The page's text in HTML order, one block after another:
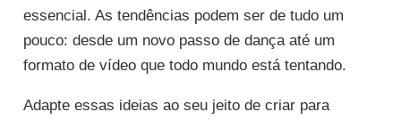
essencial. As tendências podem ser de tudo um
pouco: desde um novo passo de dança até um
formato de vídeo que todo mundo está tentando.
Adapte essas ideias ao seu jeito de criar para